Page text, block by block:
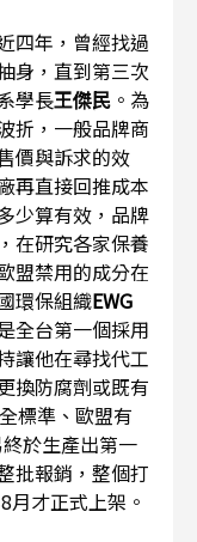
四年，曾經找過
身，直到第三次
學長王傑民 。為
折，一般品牌商
價與訴求的效
再直接回推成本
少算有效，品牌
在研究各家保養
盟禁用的成分在
環保組織EWG
全台第一個採用
讓他在尋找代工
換防腐劑或既有
標準、歐盟有
於生產出第一
批報銷，整個打
才正式上架。